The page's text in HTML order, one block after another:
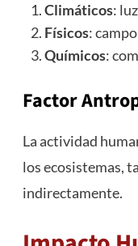
Climáticos:
Físicos:
Químicos:
Factor
La actividad
los ecosistemas,
indirectamente.